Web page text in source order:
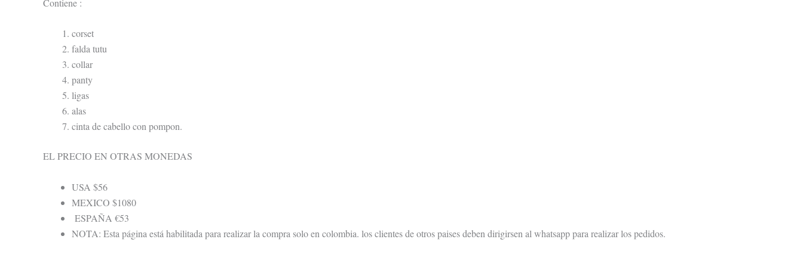
corset
falda tutu
collar
panty
ligas
alas
cinta de cabello con pompon.
EL PRECIO EN OTRAS MONEDAS
USA $56
MEXICO $1080
ESPAÑA €53
NOTA: Esta página está habilitada para realizar la compra solo en colombia. los clientes de otros paises deben dirigirsen al whatsapp para realizar los pedidos.